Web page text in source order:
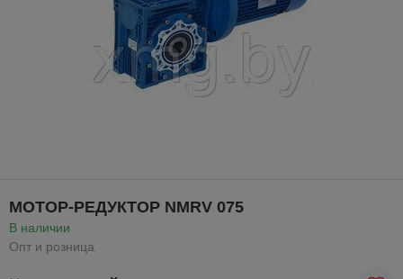
МОТОР-РЕДУКТОР NMRV 075
В наличии
Опт и розница